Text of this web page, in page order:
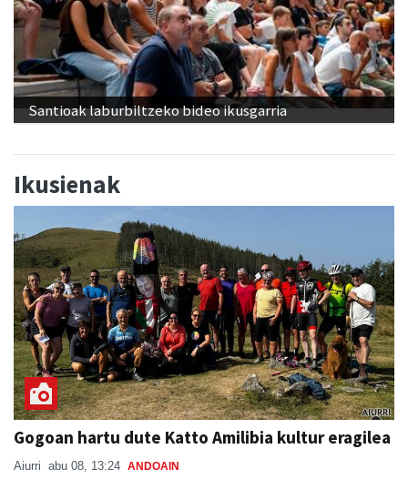
Santioak laburbiltzeko bideo ikusgarria
Ikusienak
Gogoan hartu dute Katto Amilibia kultur eragilea
Aiurri abu 08, 13:24 ANDOAIN